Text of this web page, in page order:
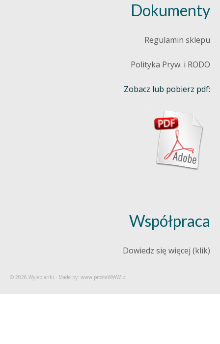
Dokumenty
Regulamin sklepu
Polityka Pryw. i RODO
Zobacz lub pobierz pdf:
Współpraca
Dowiedz się więcej (klik)
© 2026 Wylepianki - Made by: www.prosteWWW.pl